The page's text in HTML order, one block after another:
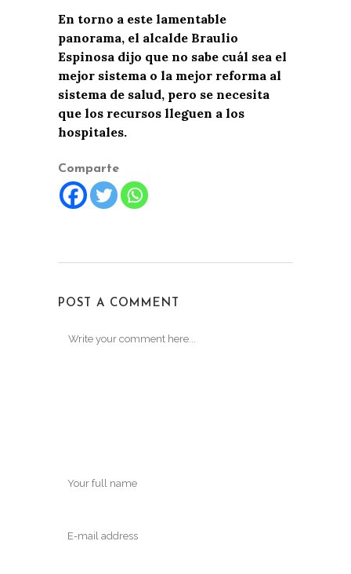
En torno a este lamentable
panorama, el alcalde Braulio
Espinosa dijo que no sabe cuál sea el
mejor sistema o la mejor reforma al
sistema de salud, pero se necesita
que los recursos lleguen a los
hospitales.
Comparte
POST A COMMENT